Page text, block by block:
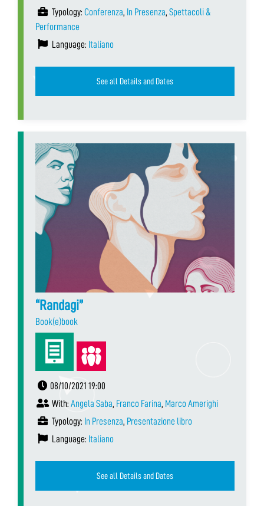
Typology: Conferenza, In Presenza, Spettacoli &
Performance
Language: Italiano
See all Details and Dates
“Randagi”
Book(e)book
08/10/2021 19:00
With: Angela Saba, Franco Farina, Marco Amerighi
Typology: In Presenza, Presentazione libro
Language: Italiano
See all Details and Dates